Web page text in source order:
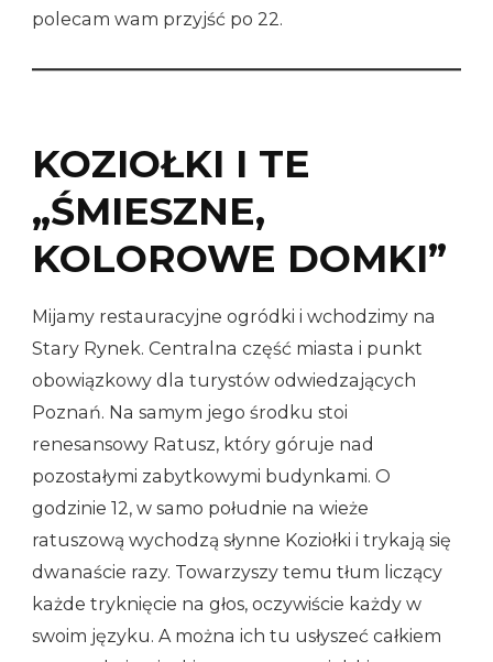
polecam wam przyjść po 22.
KOZIOŁKI I TE
„ŚMIESZNE,
KOLOROWE DOMKI”
Mijamy restauracyjne ogródki i wchodzimy na
Stary Rynek. Centralna część miasta i punkt
obowiązkowy dla turystów odwiedzających
Poznań. Na samym jego środku stoi
renesansowy Ratusz, który góruje nad
pozostałymi zabytkowymi budynkami. O
godzinie 12, w samo południe na wieże
ratuszową wychodzą słynne Koziołki i trykają się
dwanaście razy. Towarzyszy temu tłum liczący
każde tryknięcie na głos, oczywiście każdy w
swoim języku. A można ich tu usłyszeć całkiem